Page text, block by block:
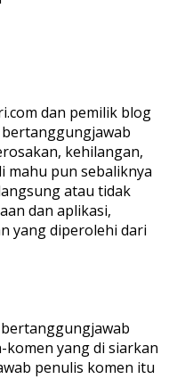
dan pemilik blog
kehilangan,
mahu pun sebaliknya
atau tidak
dan aplikasi,
yang diperolehi dari
komen yang di siarkan
penulis komen itu